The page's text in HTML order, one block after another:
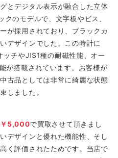
とデジタル表示が融合した立体
クのモデルで、文字板やビス、
が採用されており、ブラックカ
デザインでした。この時計に
チやJIS1種の耐磁性能、オー
が搭載されています。お客様が
古品としては非常に綺麗な状態
しました。
￥5,000で買取させて頂きまし
デザインと優れた機能性、そし
く評価されたためです。当店で